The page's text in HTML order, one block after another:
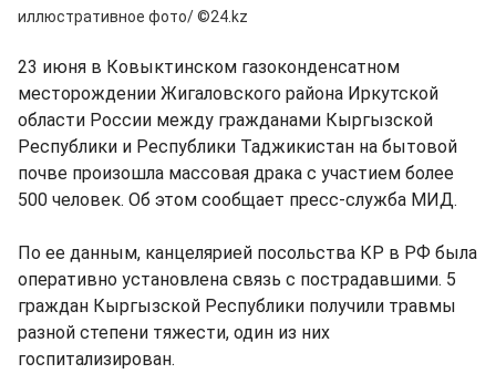
иллюстративное фото/ ©24.kz
23 июня в Ковыктинском газоконденсатном
месторождении Жигаловского района Иркутской
области России между гражданами Кыргызской
Республики и Республики Таджикистан на бытовой
почве произошла массовая драка с участием более
500 человек. Об этом сообщает пресс-служба МИД.
По ее данным, канцелярией посольства КР в РФ была
оперативно установлена связь с пострадавшими. 5
граждан Кыргызской Республики получили травмы
разной степени тяжести, один из них
госпитализирован.